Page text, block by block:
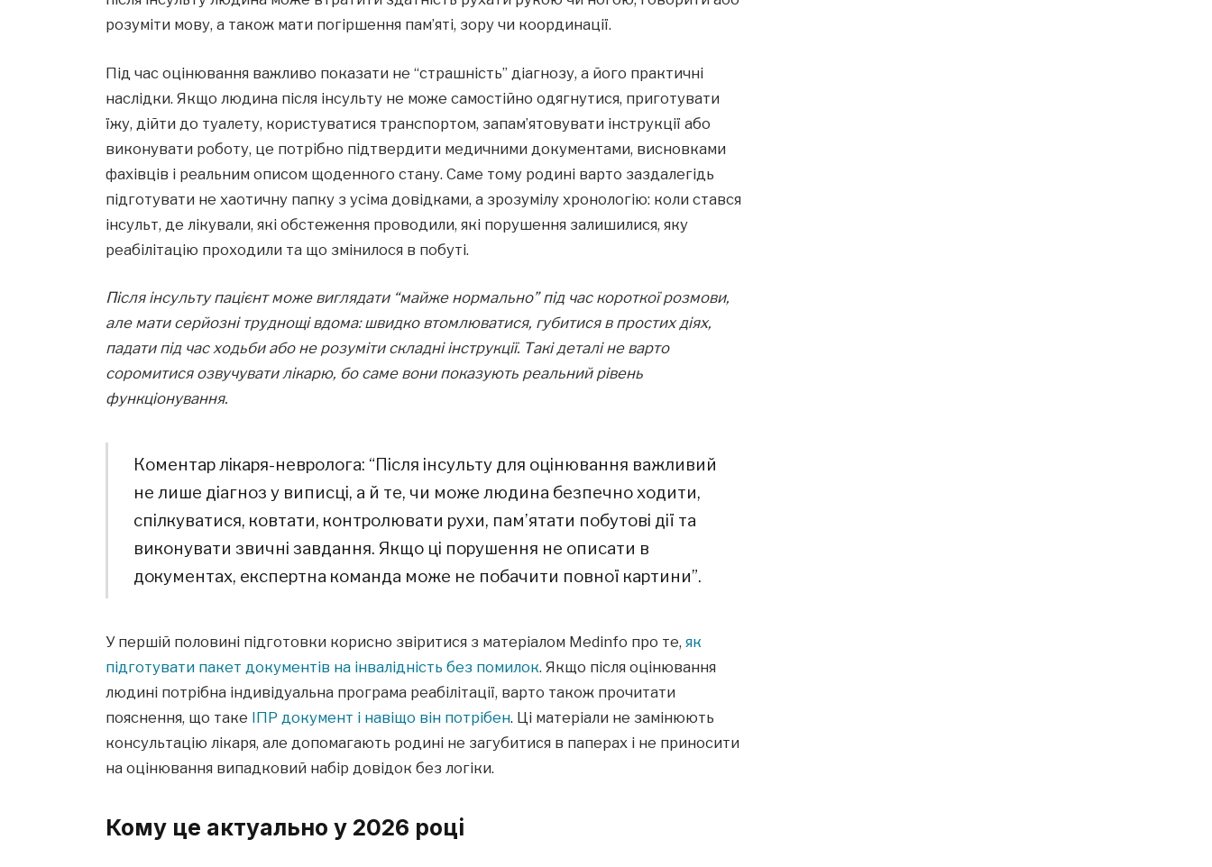
розуміти мову, а також мати погіршення пам’яті, зору чи координації.
Під час оцінювання важливо показати не “страшність” діагнозу, а його практичні
наслідки. Якщо людина після інсульту не може самостійно одягнутися, приготувати
їжу, дійти до туалету, користуватися транспортом, запам’ятовувати інструкції або
виконувати роботу, це потрібно підтвердити медичними документами, висновками
фахівців і реальним описом щоденного стану. Саме тому родині варто заздалегідь
підготувати не хаотичну папку з усіма довідками, а зрозумілу хронологію: коли стався
інсульт, де лікували, які обстеження проводили, які порушення залишилися, яку
реабілітацію проходили та що змінилося в побуті.
Після інсульту пацієнт може виглядати “майже нормально” під час короткої розмови,
але мати серйозні труднощі вдома: швидко втомлюватися, губитися в простих діях,
падати під час ходьби або не розуміти складні інструкції. Такі деталі не варто
соромитися озвучувати лікарю, бо саме вони показують реальний рівень
функціонування.
Коментар лікаря-невролога: “Після інсульту для оцінювання важливий
не лише діагноз у виписці, а й те, чи може людина безпечно ходити,
спілкуватися, ковтати, контролювати рухи, пам’ятати побутові дії та
виконувати звичні завдання. Якщо ці порушення не описати в
документах, експертна команда може не побачити повної картини”.
У першій половині підготовки корисно звіритися з матеріалом Medinfo про те,як
підготувати пакет документів на інвалідність без помилок. Якщо після оцінювання
людині потрібна індивідуальна програма реабілітації, варто також прочитати
пояснення, що таке ІПР документ і навіщо він потрібен. Ці матеріали не замінюють
консультацію лікаря, але допомагають родині не загубитися в паперах і не приносити
на оцінювання випадковий набір довідок без логіки.
Кому це актуально у 2026 році